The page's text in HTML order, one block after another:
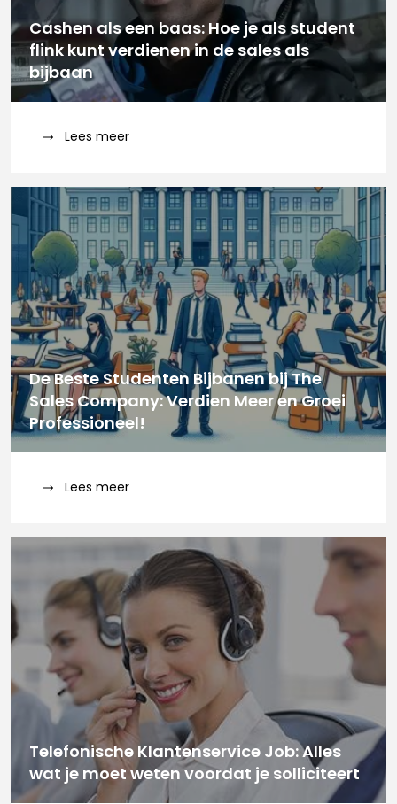
Cashen als een baas: Hoe je als student
flink kunt verdienen in de sales als
bijbaan
Lees meer
De Beste Studenten Bijbanen bij The
Sales Company: Verdien Meer en Groei
Professioneel!
Lees meer
Telefonische Klantenservice Job: Alles
wat je moet weten voordat je solliciteert